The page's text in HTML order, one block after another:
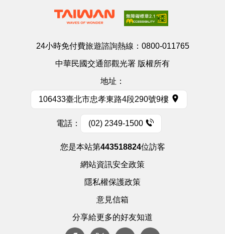
24小時免付費旅遊諮詢熱線： 0800-011765
中華民國交通部觀光署 版權所有
地址：
106433臺北市忠孝東路4段290號9樓
電話： (02) 2349-1500
您是本站第443518824位訪客
網站資訊安全政策
隱私權保護政策
意見信箱
分享給更多的好友知道